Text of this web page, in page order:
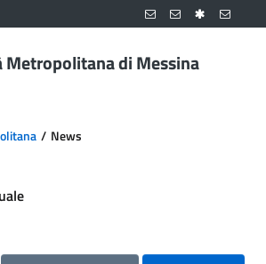
Metropolitana di Messina
News